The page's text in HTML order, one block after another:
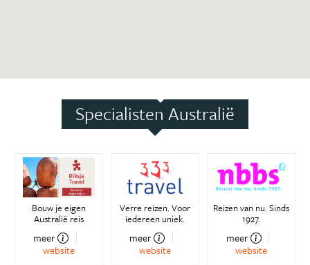
Specialisten Australië
Bouw je eigen
Australië reis
meer
website
Verre reizen. Voor
iedereen uniek.
meer
website
Reizen van nu. Sinds
1927.
meer
website